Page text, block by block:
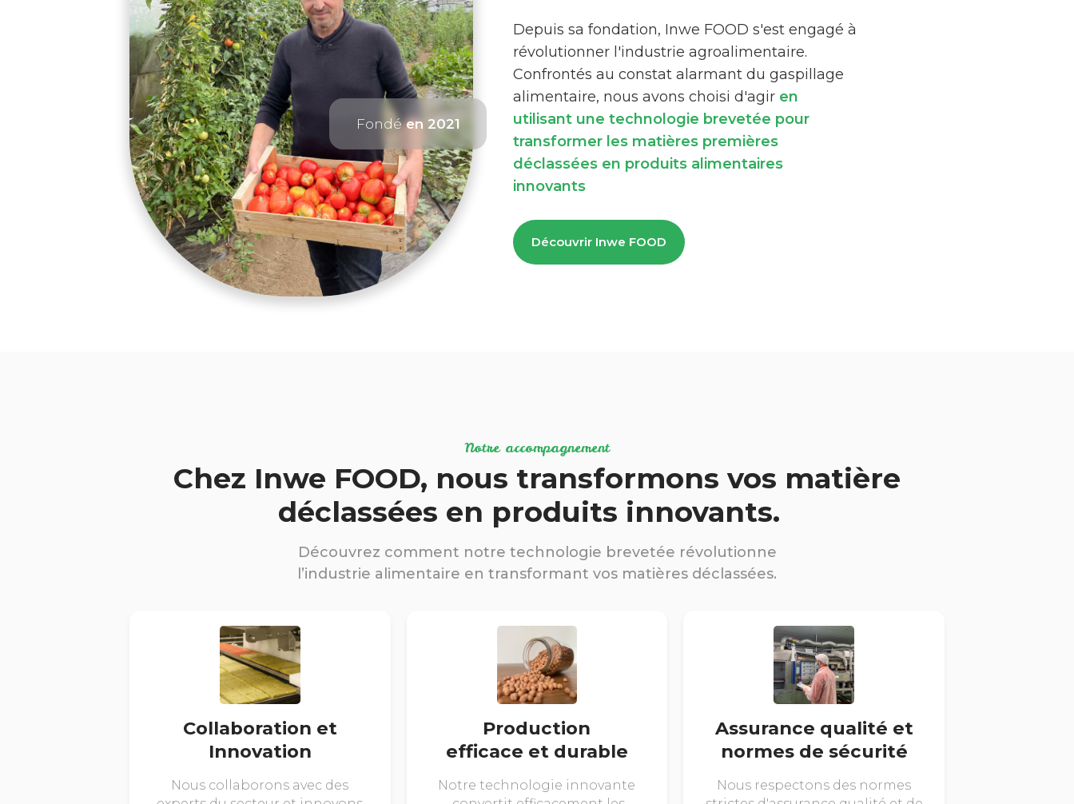
Fondéen 2021
Depuis sa fondation, Inwe FOOD s'est engagé à
révolutionner l'industrie agroalimentaire.
Confrontés au constat alarmant du gaspillage
alimentaire, nous avons choisi d'agir en
utilisant une technologie brevetée pour
transformer les matières premières
déclassées en produits alimentaires
innovants
Découvrir Inwe FOOD
Notre accompagnement
Chez Inwe FOOD, nous transformons vos matière
déclassées en produits innovants.
Découvrez comment notre technologie brevetée révolutionne
l’industrie alimentaire en transformant vos matières déclassées.
Collaboration et
Innovation
Nous collaborons avec des
Production
efficace et durable
Notre technologie innovante
Assurance qualité et
normes de sécurité
Nous respectons des normes